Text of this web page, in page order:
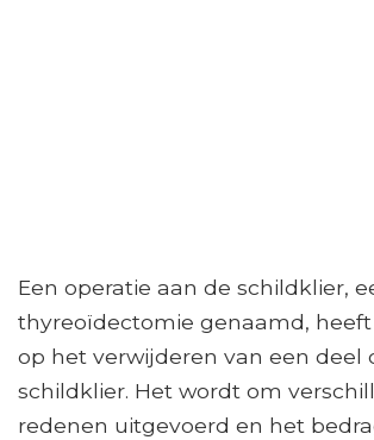
Een operatie aan de schildklier,
thyreoïdectomie genaamd,
op het verwijderen van een deel
schildklier. Het wordt om
redenen uitgevoerd en het